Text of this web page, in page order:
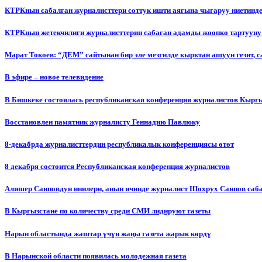
КТРКнын сабалган журналисттери соттук ишти аягына чыгаруу ниетинде
КТРКнын жетекчилиги журналисттерин сабаган адамды жоопко
Марат Токоев: “ДЕМ” сайтынан бир эле мезгилде кырктан ашуун гезит,
В эфире – новое телевидение
В Бишкеке состоялась республиканская конференция журналистов
Восстановлен памятник журналисту Геннадию Павлюку
8-декабрда журналисттердин республикалык конференциясы өтөт
8 декабря состоится Республиканская конференция журналистов
Алишер Саиповдун инилери, анын ичинде журналист Шохрух Саипов
В Кыргызстане по количеству среди СМИ лидируют газеты
Нарын областында жаштар үчүн жаңы газета жарык көрдү
В Нарынской области появилась молодежная газета